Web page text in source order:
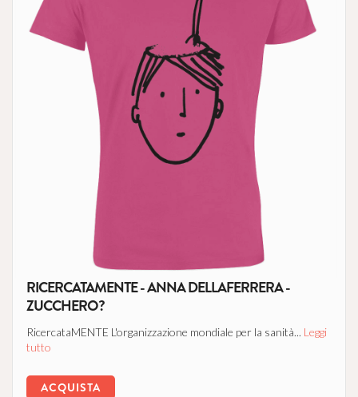
RICERCATAMENTE - ANNA DELLAFERRERA -
ZUCCHERO?
RicercataMENTE L'organizzazione mondiale per la sanità... Leggi
tutto
ACQUISTA